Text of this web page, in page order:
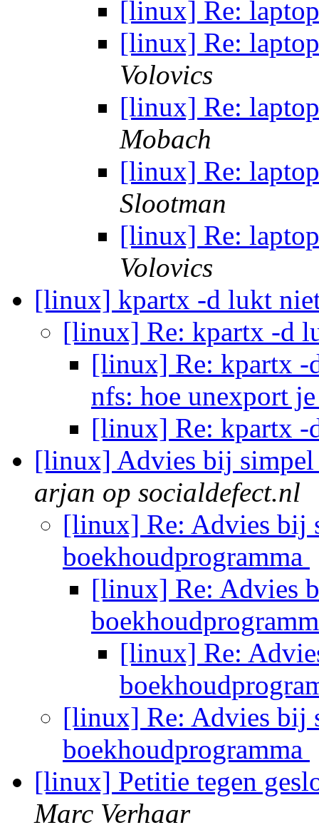
[linux] Re:
[linux] Re:
Volovics
[linux] Re:
Mobach
[linux] Re:
Slootman
[linux] Re:
Volovics
[linux] kpartx -d lukt
[linux] Re: kpartx -d
[linux] Re: kpartx
nfs: hoe unexport
[linux] Re: kpartx
[linux] Advies bij
arjan op socialdefect.nl
[linux] Re: Advies bij
boekhoudprogramma
[linux] Re: Advies
[linux] Re:
[linux] Re: Advies bij
boekhoudprogramma
[linux] Petitie tegen
Marc Verhaar